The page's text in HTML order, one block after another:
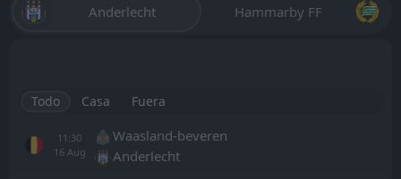
Anderlecht Hammarby FF
Todo Casa Fuera
11:30
16 Aug
Waasland-beveren
Anderlecht